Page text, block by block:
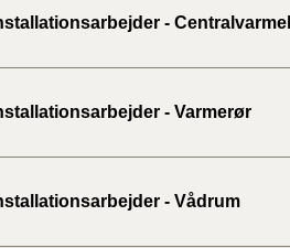
-
- Varmerør
- Vådrum